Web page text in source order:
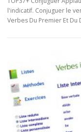
l'indicatif. Conjuguer le
Verbes Du Premier Et Du